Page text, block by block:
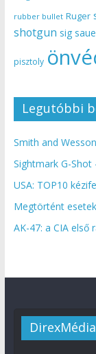
rubber bullet Ruger
shotgun sig
pisztoly
Legutóbbi
Smith and
Sightmark G-
USA: TOP10
Megtörtént
AK-47: a CIA első